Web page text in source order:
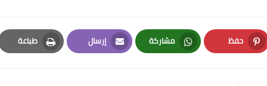
حفظ
Pinterest
مشاركة
Whatsapp
إرسال
Email
طباعة
Print